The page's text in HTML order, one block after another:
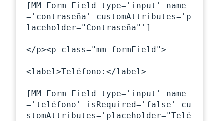
[MM_Form_Field type='input' name
='contraseña' customAttributes='p
laceholder="Contraseña"']
</p><p class="mm-formField">
<label>Teléfono:</label>
[MM_Form_Field type='input' name
='teléfono' isRequired='false' cu
stomAttributes='placeholder="Telé